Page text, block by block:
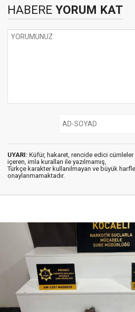
HABERE YORUM KAT
UYARI: Küfür, hakaret, rencide edici cümleler
içeren, imla kuralları ile yazılmamış,
Türkçe karakter kullanılmayan ve büyük
onaylanmamaktadır.